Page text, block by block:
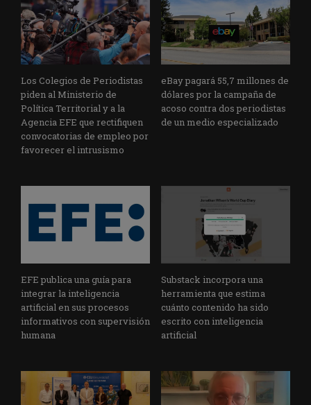
Los Colegios de Periodistas
piden al Ministerio de
Política Territorial y a la
Agencia EFE que rectifiquen
convocatorias de empleo por
favorecer el intrusismo
eBay pagará 55,7 millones de
dólares por la campaña de
acoso contra dos periodistas
de un medio especializado
EFE publica una guía para
integrar la inteligencia
artificial en sus procesos
informativos con supervisión
humana
Substack incorpora una
herramienta que estima
cuánto contenido ha sido
escrito con inteligencia
artificial